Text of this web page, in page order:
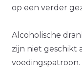
op een verder
Alcoholische
zijn niet geschikt
voedingspatroon.